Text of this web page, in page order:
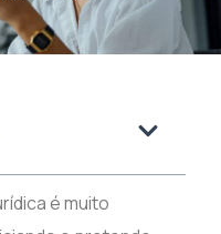
é muito